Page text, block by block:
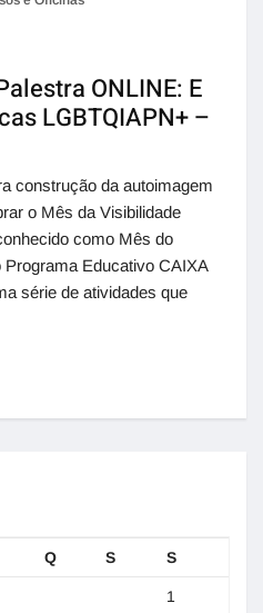
ONLINE: E
LGBTQIAPN+ –
construção da autoimagem
o Mês da Visibilidade
como Mês do
Educativo CAIXA
série de atividades que
Q S S
1